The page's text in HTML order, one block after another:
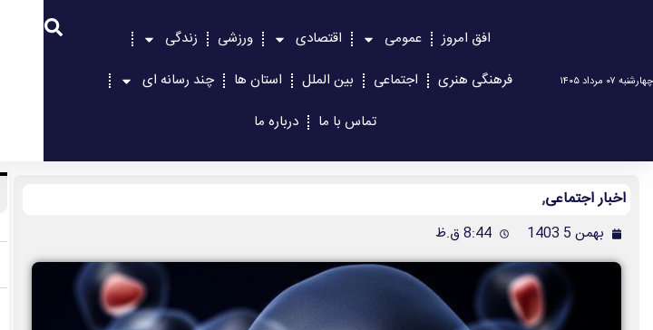
چهارشنبه ۰۷ مرداد ۱۴۰۵
افق امروز عمومی اقتصادی ورزشی
زندگی
فرهنگی هنری
اجتماعی بین الملل استان ها
چند رسانه ای
تماس با ما
درباره ما
اخبار اجتماعی,
بهمن 5 1403 8:44 ق.ظ